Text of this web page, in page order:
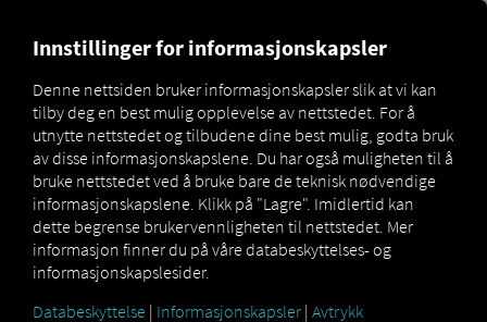
Marketplace Connectors Co3 Connect How to
CO3-
ONBOARDING
Innstillinger for informasjonskapsler
Denne nettsiden bruker informasjonskapsler slik at vi kan
tilby deg en best mulig opplevelse av nettstedet. For å
utnytte nettstedet og tilbudene dine best mulig, godta bruk
av disse informasjonskapslene. Du har også muligheten til å
bruke nettstedet ved å bruke bare de teknisk nødvendige
informasjonskapslene. Klikk på "Lagre". Imidlertid kan
dette begrense brukervennligheten til nettstedet. Mer
informasjon finner du på våre databeskyttelses- og
informasjonskapslesider.
Databeskyttelse | Informasjonskapsler | Avtrykk